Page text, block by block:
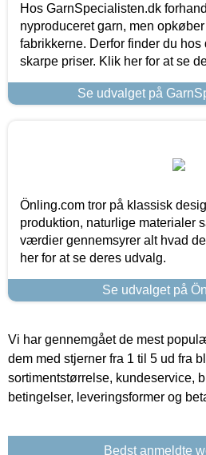
Hos GarnSpecialisten.dk
nyproduceret garn, men
fabrikkerne. Derfor finder du hos
skarpe priser. Klik her for at se
Se udvalget på
Önling.com tror på klassisk
produktion, naturlige materialer
værdier gennemsyrer alt hvad
her for at se deres udvalg.
Se udvalget på
Vi har gennemgået de mest
dem med stjerner fra 1 til 5 ud fra
sortimentstørrelse, kundeservice,
betingelser, leveringsformer og
Bedst anmeldte